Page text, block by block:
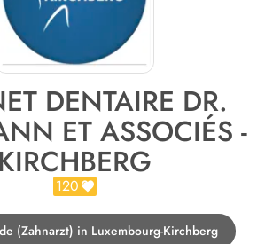
DENTAIRE DR.
ET ASSOCIÉS -
KIRCHBERG
120
(Zahnarzt) in Luxembourg-Kirchberg